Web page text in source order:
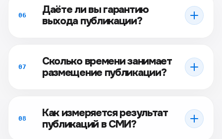
06
Даёте ли вы гарантию
выхода публикации?
07
Сколько времени занимает
размещение публикации?
08
Как измеряется результат
публикаций в СМИ?